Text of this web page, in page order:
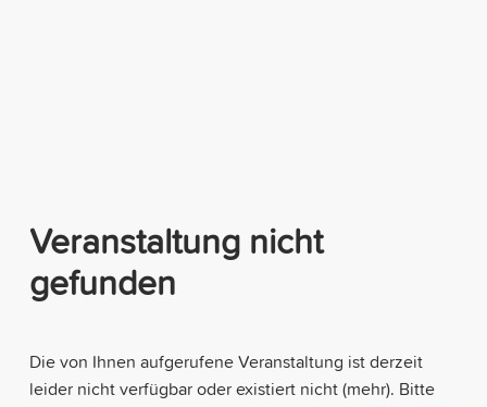
Veranstaltung nicht
gefunden
Die von Ihnen aufgerufene Veranstaltung ist derzeit
leider nicht verfügbar oder existiert nicht (mehr). Bitte